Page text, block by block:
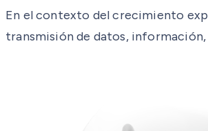
En el contexto del crecimiento
transmisión de datos,